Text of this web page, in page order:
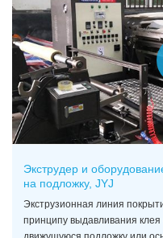
Экструдер и
на подложку, JYJ
Экструзионная линия
принципу выдавливания клея